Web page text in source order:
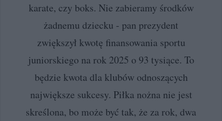
karate, czy boks. Nie zabieramy środków
żadnemu dziecku - pan prezydent
zwiększył kwotę finansowania sportu
juniorskiego na rok 2025 o 93 tysiące. To
będzie kwota dla klubów odnoszących
największe sukcesy. Piłka nożna nie jest
skreślona, bo może być tak, że za rok, dwa